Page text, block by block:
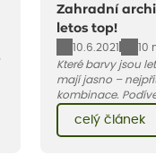
Zahradní
letos top!
10.6.2021
10
Které barvy jsou
mají jasno –
kombinace.
jeden záhon,
obléknout i vy.
celý článek